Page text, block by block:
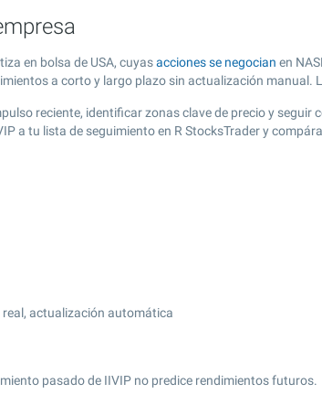
en bolsa de USA, cuyasacciones se negocian en
a corto y largo plazo sin actualización manual.
reciente, identificar zonas clave de precio y
a tu lista de seguimiento en R StocksTrader y
real, actualización automática
pasado de IIVIP no predice rendimientos futuros.